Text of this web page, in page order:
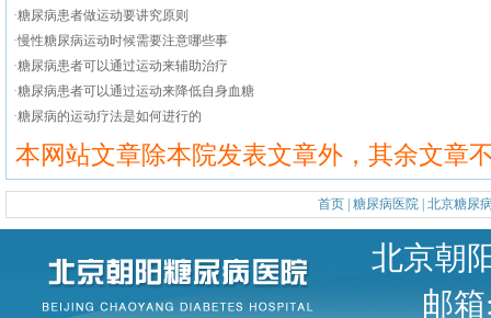
·糖尿病患者做运动要讲究原则
·慢性糖尿病运动时候需要注意哪些事
·糖尿病患者可以通过运动来辅助治疗
·糖尿病患者可以通过运动来降低自身血糖
·糖尿病的运动疗法是如何进行的
本网站文章除本院发表文章外，其余文章
首页 糖尿病医院 北京糖尿
北京朝阳区甜水园东
邮箱